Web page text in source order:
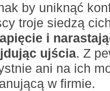
by uniknąć
troje siedzą
i
ujścia. Z
ani na ich
w firmie.